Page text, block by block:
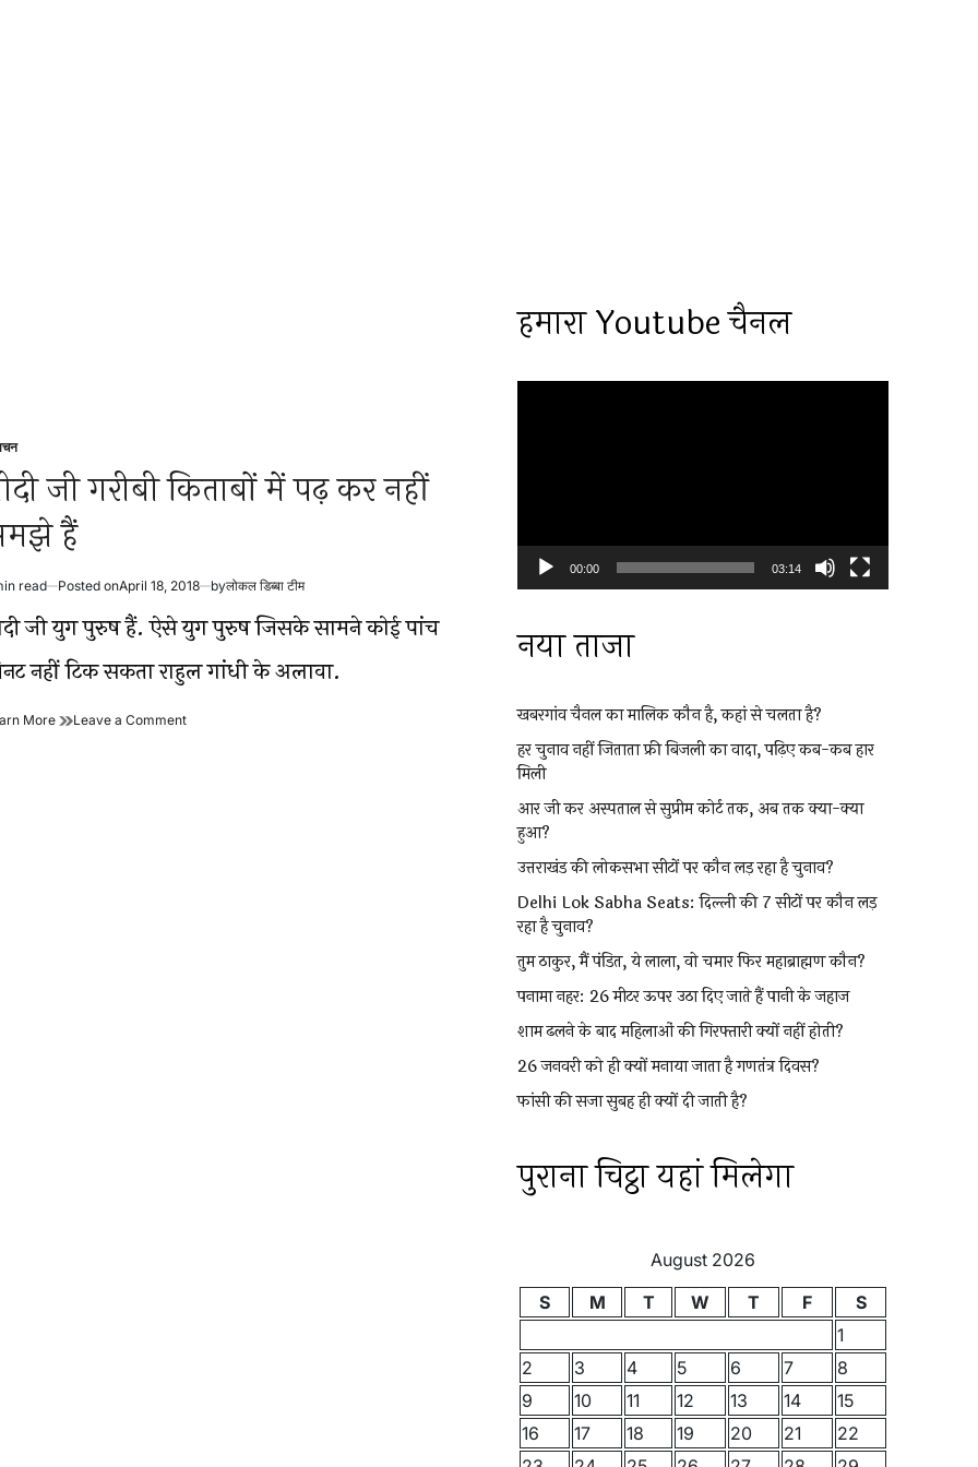
जी गरीबी किताबों में पढ़ कर नहीं
हैं
read Posted onApril 18, 2018 byलोकल डिब्बा टीम
जी युग पुरुष हैं. ऐसे युग पुरुष जिसके सामने कोई पांच
नहीं टिक सकता राहुल गांधी के अलावा.
More मोदीLeave a Commenton
हमारा Youtube चैनल
00:00 03:14
नया ताजा
खबरगांव चैनल का मालिक कौन है, कहां से चलता है?
हर चुनाव नहीं जिताता फ्री बिजली का वादा, पढ़िए कब-कब हार
मिली
आर जी कर अस्पताल से सुप्रीम कोर्ट तक, अब तक क्या-क्या
हुआ?
उत्तराखंड की लोकसभा सीटों पर कौन लड़ रहा है चुनाव?
Delhi Lok Sabha Seats: दिल्ली की 7 सीटों पर कौन लड़
रहा है चुनाव?
तुम ठाकुर, मैं पंडित, ये लाला, वो चमार फिर महाब्राह्मण कौन?
पनामा नहर: 26 मीटर ऊपर उठा दिए जाते हैं पानी के जहाज
शाम ढलने के बाद महिलाओं की गिरफ्तारी क्यों नहीं होती?
26 जनवरी को ही क्यों मनाया जाता है गणतंत्र दिवस?
फांसी की सजा सुबह ही क्यों दी जाती है?
पुराना चिट्ठा यहां मिलेगा
August 2026
S
M T W T F
S
1
2
3 4 5 6 7
8
9
10 11 12 13 14
15
16
17 18 19 20 21
22